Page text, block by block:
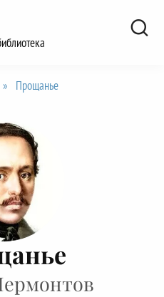
» Прощанье